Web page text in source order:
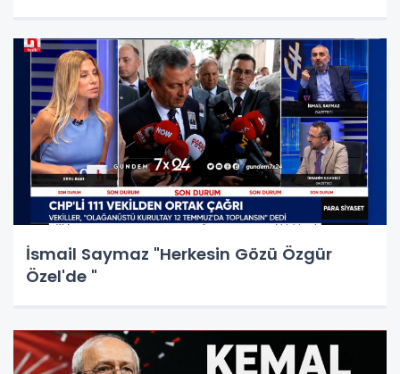
İsmail Saymaz "Herkesin Gözü Özgür
Özel'de "